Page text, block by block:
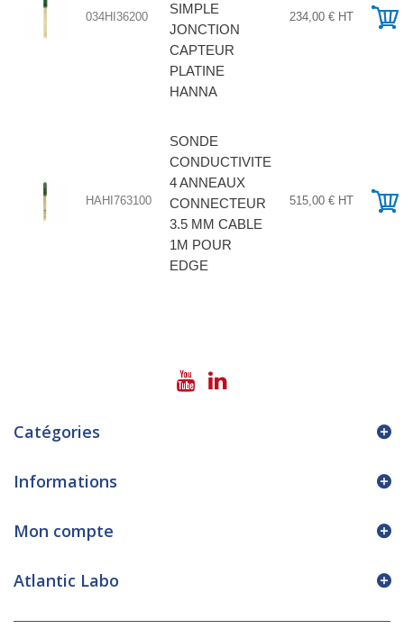
034HI36200
SIMPLE
JONCTION
CAPTEUR
PLATINE
HANNA
234,00 € HT
HAHI763100
SONDE
CONDUCTIVITE
4 ANNEAUX
CONNECTEUR
3.5 MM CABLE
1M POUR
EDGE
515,00 € HT
Catégories
Informations
Mon compte
Atlantic Labo